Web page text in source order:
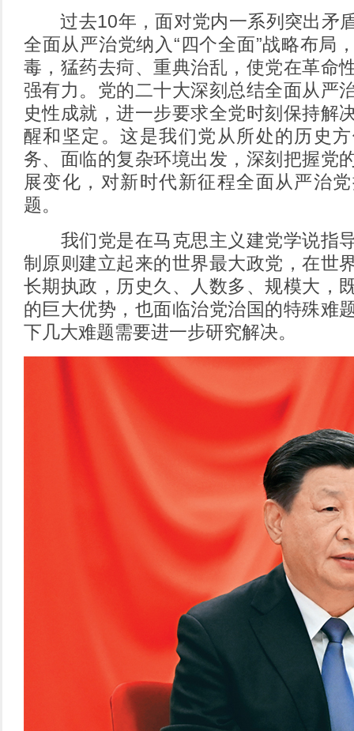
过去10年，面对党内一系列突出矛
全面从严治党纳入“四个全面”战略布局
毒，猛药去疴、重典治乱，使党在革命
强有力。党的二十大深刻总结全面从严
史性成就，进一步要求全党时刻保持解
醒和坚定。这是我们党从所处的历史
务、面临的复杂环境出发，深刻把握党
展变化，对新时代新征程全面从严治
题。
我们党是在马克思主义建党学说指
制原则建立起来的世界最大政党，在世
长期执政，历史久、人数多、规模大，
的巨大优势，也面临治党治国的特殊难
下几大难题需要进一步研究解决。